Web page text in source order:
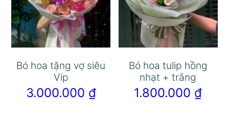
Bó hoa tặng vợ siêu
Vip
3.000.000 ₫
Bó hoa tulip hồng
nhạt + trắng
1.800.000 ₫